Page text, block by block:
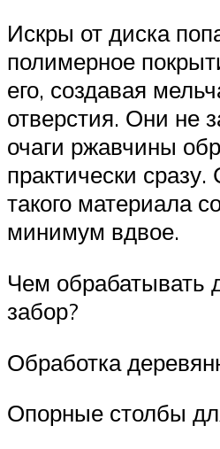
Искры от диска
полимерное
его, создавая
отверстия. Они не
очаги ржавчины
практически
такого материала
минимум вдвое.
Чем обрабатывать
забор?
Обработка
Опорные столбы